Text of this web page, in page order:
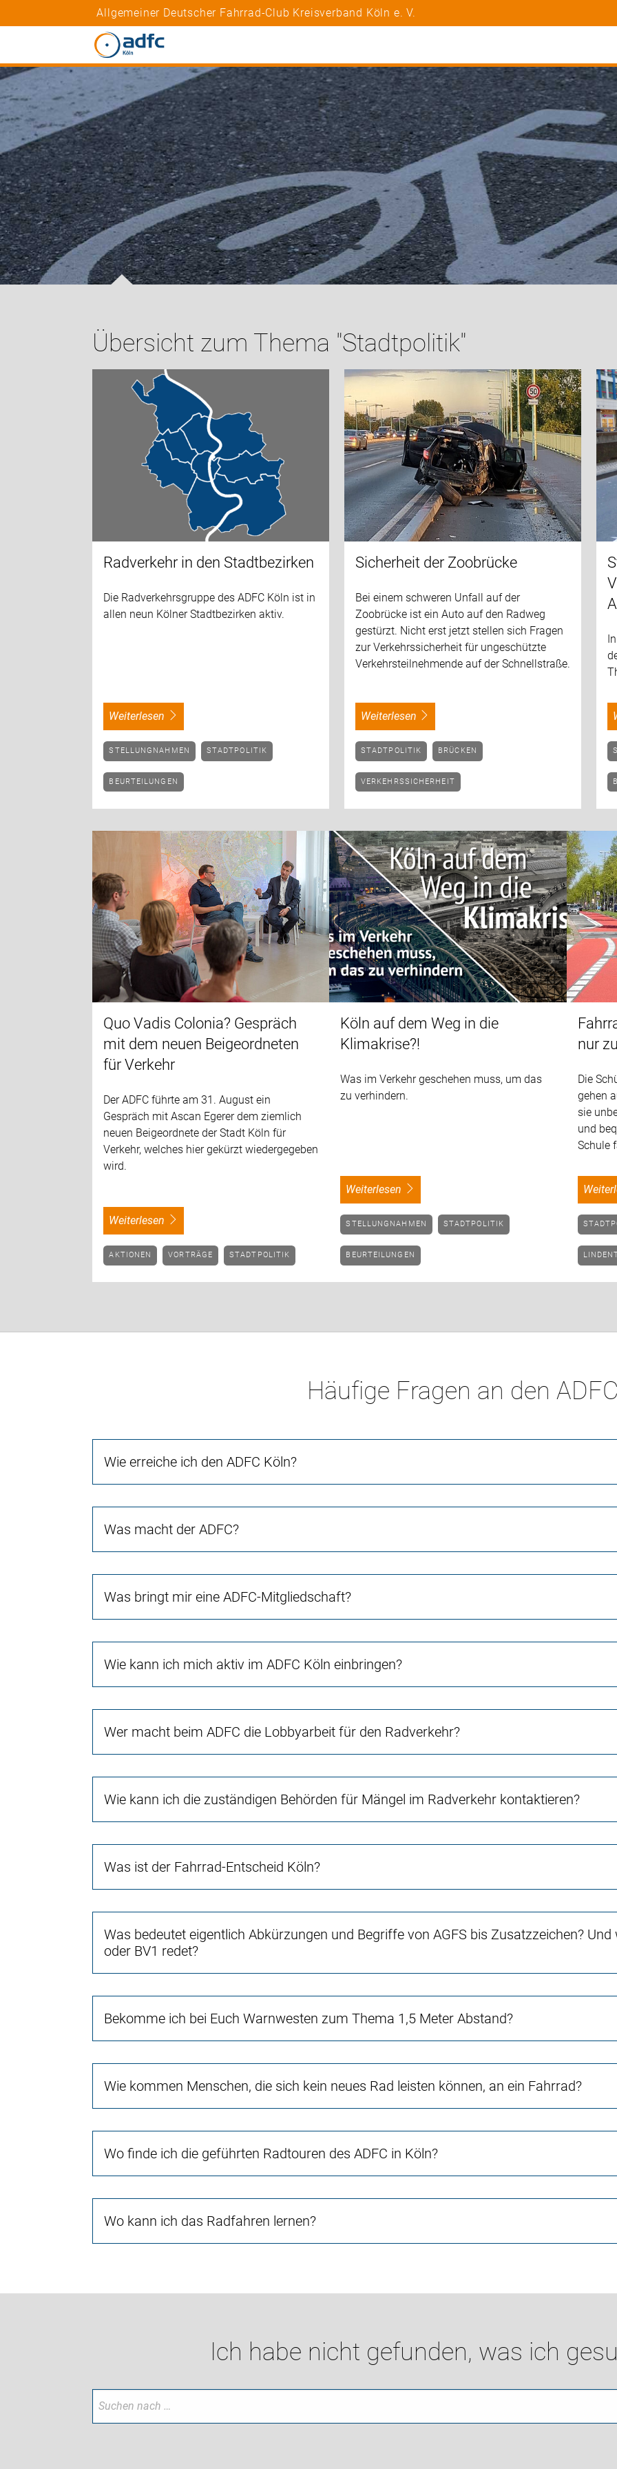
Allgemeiner Deutscher Fahrrad-Club Kreisverband Köln e. V.
Übersicht zum Thema "Stadtpolitik"
Radverkehr in den Stadtbezirken
Die Radverkehrsgruppe des ADFC Köln ist in
allen neun Kölner Stadtbezirken aktiv.
weiterlesen
STELLUNGNAHMEN STADTPOLITIK
BEURTEILUNGEN
Sicherheit der Zoobrücke
Bei einem schweren Unfall auf der
Zoobrücke ist ein Auto auf den Radweg
gestürzt. Nicht erst jetzt stellen sich Fragen
zur Verkehrssicherheit für ungeschützte
Verkehrsteilnehmende auf der Schnellstraße.
weiterlesen
STADTPOLITIK BRÜCKEN
VERKEHRSSICHERHEIT
Quo Vadis Colonia? Gespräch
mit dem neuen Beigeordneten
für Verkehr
Der ADFC führte am 31. August ein
Gespräch mit Ascan Egerer dem ziemlich
neuen Beigeordnete der Stadt Köln für
Verkehr, welches hier gekürzt wiedergegeben
wird.
weiterlesen
AKTIONEN VORTRÄGE STADTPOLITIK
Köln auf dem Weg in die
Klimakrise?!
Was im Verkehr geschehen muss, um das
zu verhindern.
weiterlesen
STELLUNGNAHMEN STADTPOLITIK
BEURTEILUNGEN
nur
Die
gehen
sie
und
Schule
Häufige Fragen an den ADFC
Wie erreiche ich den ADFC Köln?
Was macht der ADFC?
Was bringt mir eine ADFC-Mitgliedschaft?
Wie kann ich mich aktiv im ADFC Köln einbringen?
Wer macht beim ADFC die Lobbyarbeit für den Radverkehr?
Wie kann ich die zuständigen Behörden für Mängel im Radverkehr kontaktieren?
Was ist der Fahrrad-Entscheid Köln?
Was bedeutet eigentlich Abkürzungen und Begriffe von AGFS bis Zusatzzeichen?
oder BV1 redet?
Bekomme ich bei Euch Warnwesten zum Thema 1,5 Meter Abstand?
Wie kommen Menschen, die sich kein neues Rad leisten können, an ein Fahrrad?
Wo finde ich die geführten Radtouren des ADFC in Köln?
Wo kann ich das Radfahren lernen?
Ich habe nicht gefunden, was ich